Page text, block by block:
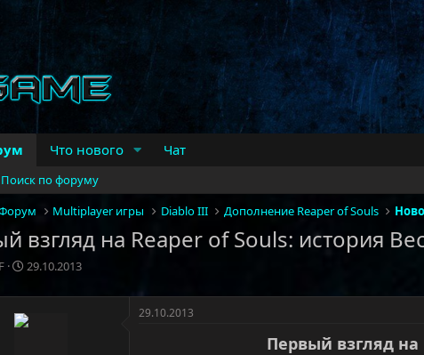
Что нового Чат
Поиск по форуму
Multiplayer игры Diablo III Дополнение Reaper of Souls
взгляд на Reaper of Souls: история
Д
т
а
н
29.10.2013
29.10.2013
Первый взгляд на